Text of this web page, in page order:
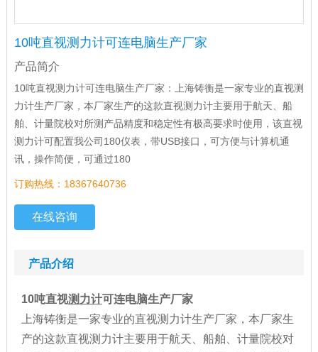
10吨直视测力计可连电脑生产厂家
产品简介
10吨直视测力计可连电脑生产厂家：上海铸衡是一家专业的直视测
力计生产厂家，本厂家生产的这款直视测力计主要用于航天、船
舶、计量院校对所测产品精度和稳定性有极高要求时使用，该直视
测力计可配置我公司180仪表，带USB接口，可方便与计算机通
讯，操作简便，可通过180
订购热线：18367640736
在线咨询
产品介绍
10吨直视测力计可连电脑生产厂家
上海铸衡是一家专业的直视测力计生产厂家，本厂家生
产的这款直视测力计主要用于航天、船舶、计量院校对